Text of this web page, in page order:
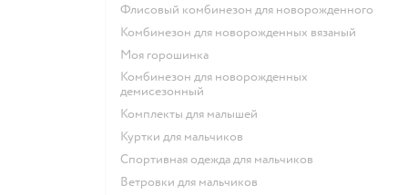
Флисовый комбинезон для новорожденного
Комбинезон для новорожденных вязаный
Моя горошинка
Комбинезон для новорожденных
демисезонный
Комплекты для малышей
Куртки для мальчиков
Спортивная одежда для мальчиков
Ветровки для мальчиков